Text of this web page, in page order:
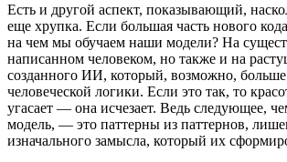
Есть и другой аспект, показывающий,
еще хрупка. Если большая часть нового
на чем мы обучаем наши модели? На
написанном человеком, но также и на
созданного ИИ, который, возможно, больше
человеческой логики. Если это так, то
угасает — она исчезает. Ведь следующее,
модель, — это паттерны из паттернов,
изначального замысла, который их